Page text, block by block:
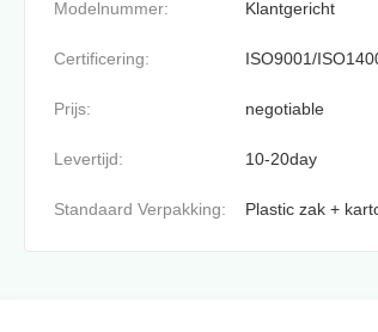
Modelnummer: Klantgericht
Certificering: ISO9001/
Prijs: negotiable
Levertijd: 10-20day
Standaard Verpakking: Plastic zak +